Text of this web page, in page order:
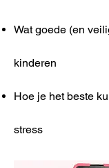
Wat goede (en
kinderen
​Hoe je het beste
stress